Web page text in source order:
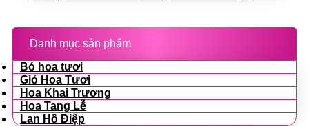
Danh mục sản phẩm
Bó hoa tươi
Giỏ Hoa Tươi
Hoa Khai Trương
Hoa Tang Lễ
Lan Hồ Điệp